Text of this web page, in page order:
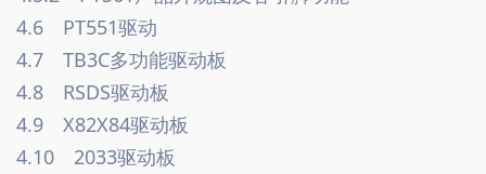
4.6　PT551驱动
4.7　TB3C多功能驱动板
4.8　RSDS驱动板
4.9　X82X84驱动板
4.10　2033驱动板